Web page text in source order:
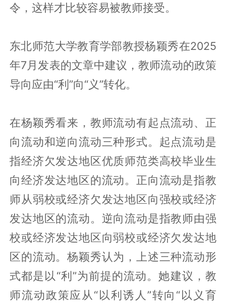
令，这样才比较容易被教师接受。
东北师范大学教育学部教授杨颖秀在2025
年7月发表的文章中建议，教师流动的政策
导向应由“利”向“义”转化。
在杨颖秀看来，教师流动有起点流动、正
向流动和逆向流动三种形式。起点流动是
指经济欠发达地区优质师范类高校毕业生
向经济发达地区的流动。正向流动是指教
师从弱校或经济欠发达地区向强校或经济
发达地区的流动。逆向流动是指教师由强
校或经济发达地区向弱校或经济欠发达地
区的流动。杨颖秀认为，上述三种流动形
式都是以“利”为前提的流动。她建议，教
师流动政策应从“以利诱人”转向“以义育